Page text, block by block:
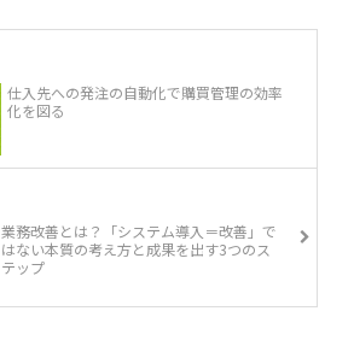
仕入先への発注の自動化で購買管理の効率
化を図る
業務改善とは？「システム導入＝改善」で
はない本質の考え方と成果を出す3つのス
テップ